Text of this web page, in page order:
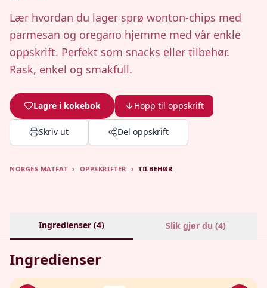
Lær hvordan du lager sprø wonton-chips med
parmesan og oregano hjemme med vår enkle
oppskrift. Perfekt som snacks eller tilbehør.
Rask, enkel og smakfull.
Lagre i kokebok Hopp til oppskrift
Skriv ut Del oppskrift
NORGES MATFAT › OPPSKRIFTER › TILBEHØR
Ingredienser (4) Slik gjør du (4)
Ingredienser